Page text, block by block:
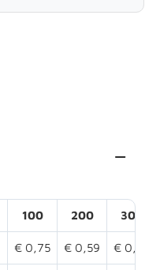
100 200 300
€ 0,75 € 0,59 € 0,54